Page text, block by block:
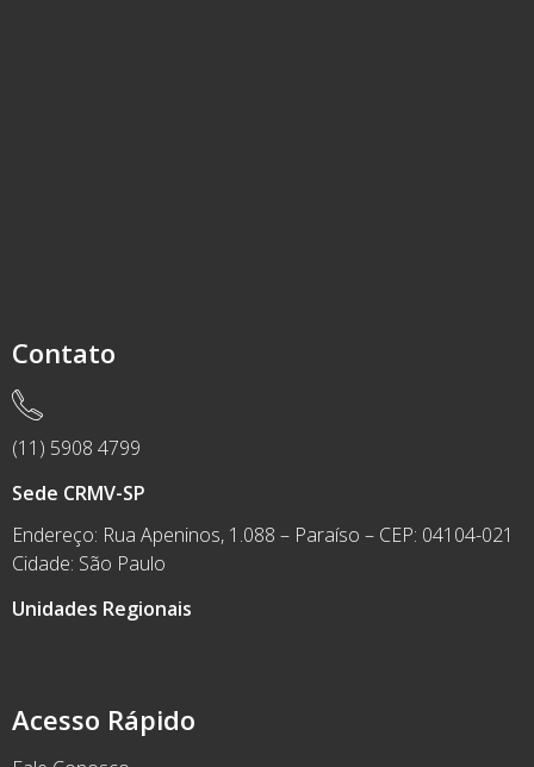
Acesso Rápido
Contato
(11) 5908 4799
Sede CRMV-SP
Endereço: Rua Apeninos, 1.088 – Paraíso – CEP: 04104-021
Cidade: São Paulo
Unidades Regionais